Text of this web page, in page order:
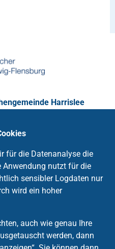
Harrislee
für die Datenanalyse die
Anwendung nutzt für die
sensibler Logdaten nur
wird ein hoher
auch wie genau Ihre
werden, dann